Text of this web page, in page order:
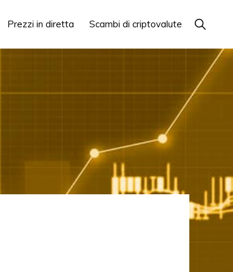
Prezzi in diretta Scambi di criptovalute Mostra
la